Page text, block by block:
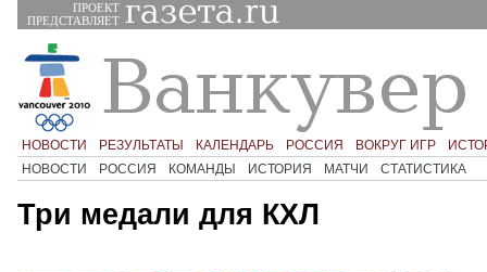
ПРОЕКТ
ПРЕДСТАВЛЯЕТ
НОВОСТИ РЕЗУЛЬТАТЫ КАЛЕНДАРЬ РОССИЯ ВОКРУГ ИГР
НОВОСТИ
РОССИЯ КОМАНДЫ ИСТОРИЯ МАТЧИ СТАТИСТИКА
Три медали для КХЛ